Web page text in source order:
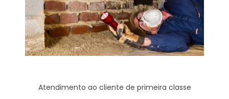
Atendimento ao cliente de primeira classe